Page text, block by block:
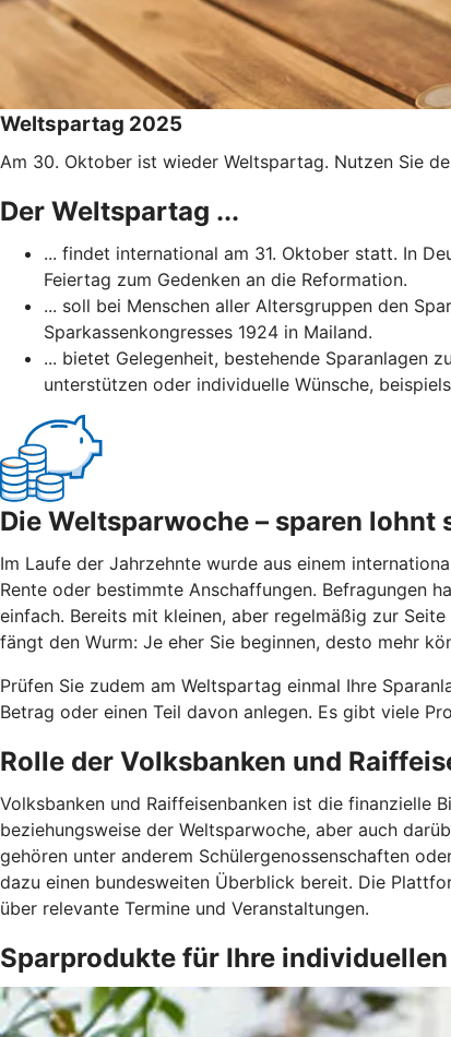
Weltspartag 2025
Am 30. Oktober ist wieder Weltspartag. Nutzen Sie
Der Weltspartag ...
... findet international am 31. Oktober statt. In
Feiertag zum Gedenken an die Reformation.
... soll bei Menschen aller Altersgruppen den
Sparkassenkongresses 1924 in Mailand.
... bietet Gelegenheit, bestehende Sparanlagen
unterstützen oder individuelle Wünsche,
Die Weltsparwoche – sparen lohnt
Im Laufe der Jahrzehnte wurde aus einem
Rente oder bestimmte Anschaffungen. Befragungen
einfach. Bereits mit kleinen, aber regelmäßig zur
fängt den Wurm: Je eher Sie beginnen, desto mehr
Prüfen Sie zudem am Weltspartag einmal Ihre
Betrag oder einen Teil davon anlegen. Es gibt viele
Rolle der Volksbanken und
Volksbanken und Raiffeisenbanken ist die finanzielle
beziehungsweise der Weltsparwoche, aber auch
gehören unter anderem Schülergenossenschaften
dazu einen bundesweiten Überblick bereit. Die
über relevante Termine und Veranstaltungen.
Sparprodukte für Ihre